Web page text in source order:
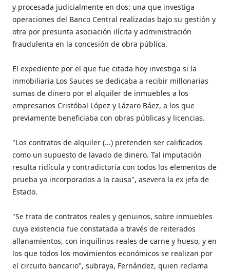
y procesada judicialmente en dos: una que investiga
operaciones del Banco Central realizadas bajo su gestión y
otra por presunta asociación ilícita y administración
fraudulenta en la concesión de obra pública.
El expediente por el que fue citada hoy investiga si la
inmobiliaria Los Sauces se dedicaba a recibir millonarias
sumas de dinero por el alquiler de inmuebles a los
empresarios Cristóbal López y Lázaro Báez, a los que
previamente beneficiaba con obras públicas y licencias.
"Los contratos de alquiler (...) pretenden ser calificados
como un supuesto de lavado de dinero. Tal imputación
resulta ridícula y contradictoria con todos los elementos de
prueba ya incorporados a la causa", asevera la ex jefa de
Estado.
"Se trata de contratos reales y genuinos, sobre inmuebles
cuya existencia fue constatada a través de reiterados
allanamientos, con inquilinos reales de carne y hueso, y en
los que todos los movimientos económicos se realizan por
el circuito bancario", subraya, Fernández, quien reclama